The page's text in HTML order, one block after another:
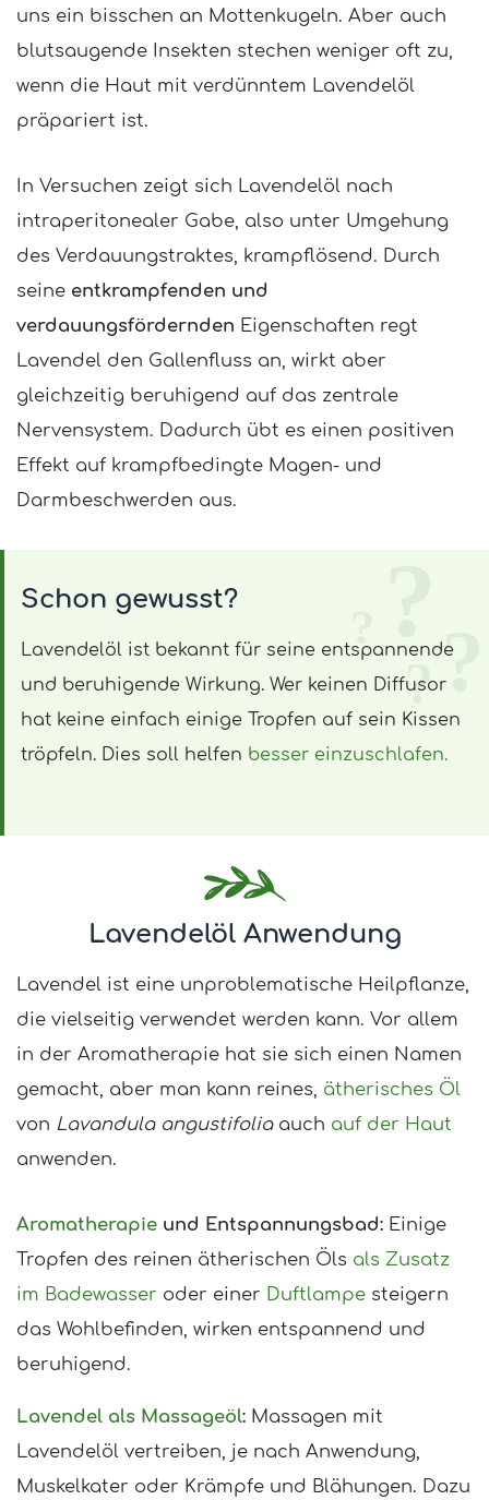
uns ein bisschen an Mottenkugeln. Aber auch
blutsaugende Insekten stechen weniger oft zu,
wenn die Haut mit verdünntem Lavendelöl
präpariert ist.
In Versuchen zeigt sich Lavendelöl nach
intraperitonealer Gabe, also unter Umgehung
des Verdauungstraktes, krampflösend. Durch
seine entkrampfenden und
verdauungsfördernden Eigenschaften regt
Lavendel den Gallenfluss an, wirkt aber
gleichzeitig beruhigend auf das zentrale
Nervensystem. Dadurch übt es einen positiven
Effekt auf krampfbedingte Magen- und
Darmbeschwerden aus.
Schon gewusst?
Lavendelöl ist bekannt für seine entspannende
und beruhigende Wirkung. Wer keinen Diffusor
hat keine einfach einige Tropfen auf sein Kissen
tröpfeln. Dies soll helfen besser einzuschlafen.
Lavendelöl Anwendung
Lavendel ist eine unproblematische Heilpflanze,
die vielseitig verwendet werden kann. Vor allem
in der Aromatherapie hat sie sich einen Namen
gemacht, aber man kann reines, ätherisches Öl
von Lavandula angustifoliaauch auf der Haut
anwenden.
Aromatherapie und Entspannungsbad: Einige
Tropfen des reinen ätherischen Öls als Zusatz
im Badewasser oder einer Duftlampe steigern
das Wohlbefinden, wirken entspannend und
beruhigend.
Lavendel als Massageöl: Massagen mit
Lavendelöl vertreiben, je nach Anwendung,
Muskelkater oder Krämpfe und Blähungen. Dazu